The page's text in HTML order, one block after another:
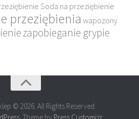
Soda na przeziębienie
przeziębienia wapozony
zapobieganie grypie
© 2026. All Rights Reserved.
. Theme by Press Customizr.